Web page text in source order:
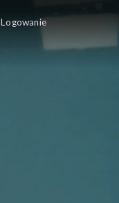
Logowanie